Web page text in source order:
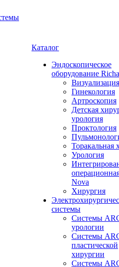
Каталог
Эндоскопическое
оборудование
Визуализация
Гинекология
Артроскопия
Детская
урология
Проктология
Торакальная
Урология
Nova
Хирургия
системы
Системы
урологии
Системы
пластической
хирургии
Системы